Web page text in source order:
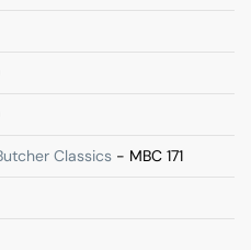
Classics - MBC 171